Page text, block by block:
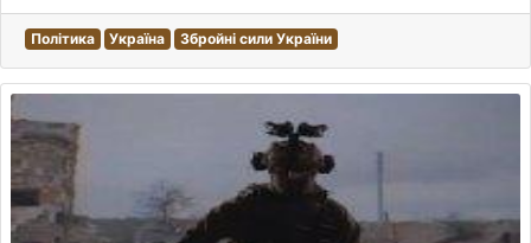
Політика Україна Збройні сили України